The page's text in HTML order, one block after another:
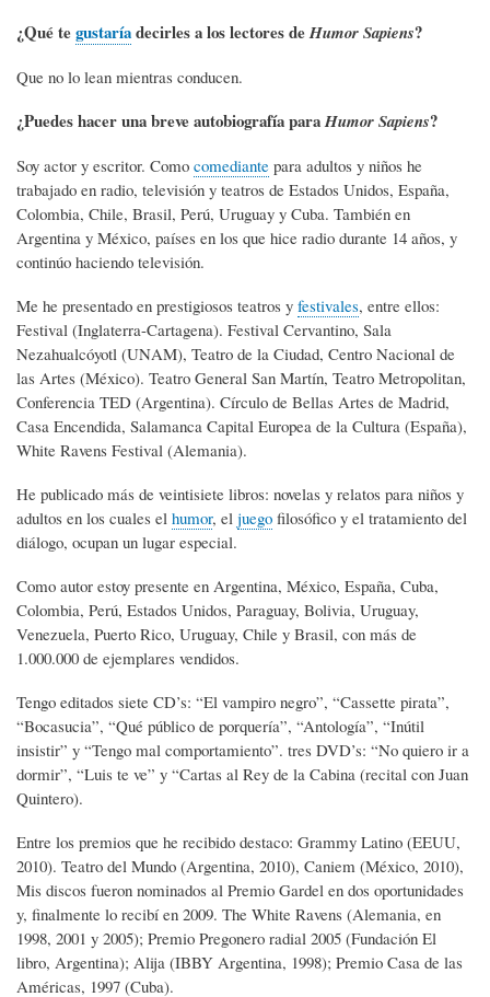
¿Qué tegustaríadecirles a los lectores deHumor Sapiens?
Que no lo lean mientras conducen.
¿Puedes hacer una breve autobiografía paraHumor Sapiens?
Soy actor y escritor. Como comediante para adultos y niños he
trabajado en radio, televisión y teatros de Estados Unidos, España,
Colombia, Chile, Brasil, Perú, Uruguay y Cuba. También en
Argentina y México, países en los que hice radio durante 14 años, y
continúo haciendo televisión.
Me he presentado en prestigiosos teatros y festivales, entre ellos:
Festival (Inglaterra-Cartagena). Festival Cervantino, Sala
Nezahualcóyotl (UNAM), Teatro de la Ciudad, Centro Nacional de
las Artes (México). Teatro General San Martín, Teatro Metropolitan,
Conferencia TED (Argentina). Círculo de Bellas Artes de Madrid,
Casa Encendida, Salamanca Capital Europea de la Cultura (España),
White Ravens Festival (Alemania).
He publicado más de veintisiete libros: novelas y relatos para niños y
adultos en los cuales el humor, el juego filosófico y el tratamiento del
diálogo, ocupan un lugar especial.
Como autor estoy presente en Argentina, México, España, Cuba,
Colombia, Perú, Estados Unidos, Paraguay, Bolivia, Uruguay,
Venezuela, Puerto Rico, Uruguay, Chile y Brasil, con más de
1.000.000 de ejemplares vendidos.
Tengo editados siete CD’s: “El vampiro negro”, “Cassette pirata”,
“Bocasucia”, “Qué público de porquería”, “Antología”, “Inútil
insistir” y “Tengo mal comportamiento”. tres DVD’s: “No quiero ir a
dormir”, “Luis te ve” y “Cartas al Rey de la Cabina (recital con Juan
Quintero).
Entre los premios que he recibido destaco: Grammy Latino (EEUU,
2010). Teatro del Mundo (Argentina, 2010), Caniem (México, 2010),
Mis discos fueron nominados al Premio Gardel en dos oportunidades
y, finalmente lo recibí en 2009. The White Ravens (Alemania, en
1998, 2001 y 2005); Premio Pregonero radial 2005 (Fundación El
libro, Argentina); Alija (IBBY Argentina, 1998); Premio Casa de las
Américas, 1997 (Cuba).